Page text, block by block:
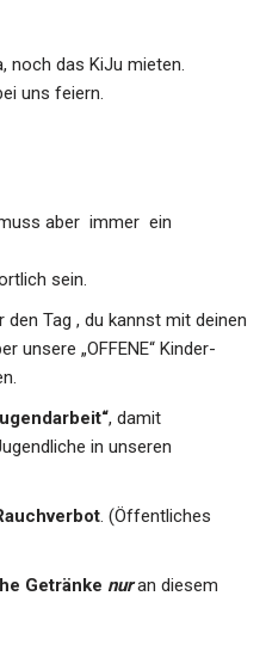
noch das KiJu mieten.
uns feiern.
aber immer ein
sein.
den Tag , du kannst mit deinen
unsere „OFFENE“ Kinder-
, damit
in unseren
. (Öffentliches
Getränke nur an diesem